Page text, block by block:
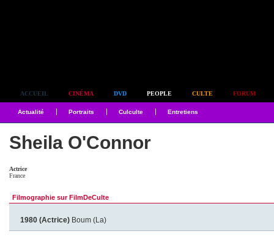
ACCUEIL CINÉMA DVD PEOPLE CULTE FORUM
Actualité Portraits Culculte Entretiens
Sheila O'Connor
Actrice
France
Filmographie sur FilmDeCulte
1980 (Actrice) Boum (La)